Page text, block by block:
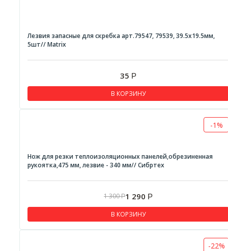
Лезвия запасные для скребка арт.79547, 79539, 39.5х19.5мм,
5шт// Matrix
35 Р
В КОРЗИНУ
-1%
Нож для резки теплоизоляционных панелей,обрезиненная
рукоятка,475 мм, лезвие - 340 мм// Сибртех
1 300Р1 290 Р
В КОРЗИНУ
-22%